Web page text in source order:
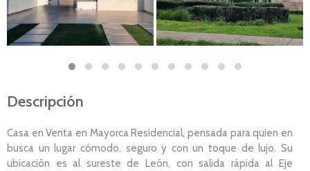
Descripción
Casa en Venta en Mayorca Residencial, pensada para quien en
busca un lugar cómodo, seguro y con un toque de lujo. Su
ubicación es al sureste de León, con salida rápida al Eje